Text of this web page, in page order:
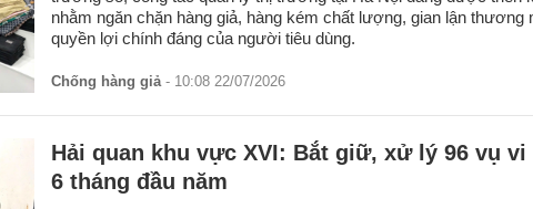
nhằm ngăn chặn hàng giả, hàng kém chất lượng, gian lận thương
quyền lợi chính đáng của người tiêu dùng.
Chống hàng giả- 10:08 22/07/2026
Hải quan khu vực XVI: Bắt giữ, xử lý 96 vụ vi
6 tháng đầu năm